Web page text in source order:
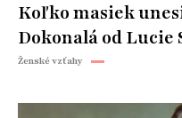
Koľko masiek
Dokonalá od Lucie
Ženské vzťahy